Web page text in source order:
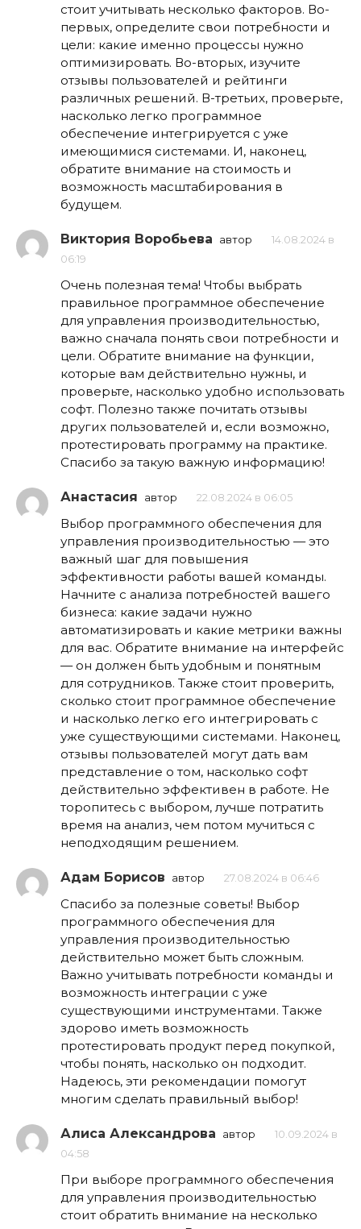
стоит учитывать несколько факторов. Во-
первых, определите свои потребности и
цели: какие именно процессы нужно
оптимизировать. Во-вторых, изучите
отзывы пользователей и рейтинги
различных решений. В-третьих, проверьте,
насколько легко программное
обеспечение интегрируется с уже
имеющимися системами. И, наконец,
обратите внимание на стоимость и
возможность масштабирования в
будущем.
Виктория Воробьева автор
14.08.2024 в
06:19
Очень полезная тема! Чтобы выбрать
правильное программное обеспечение
для управления производительностью,
важно сначала понять свои потребности и
цели. Обратите внимание на функции,
которые вам действительно нужны, и
проверьте, насколько удобно использовать
софт. Полезно также почитать отзывы
других пользователей и, если возможно,
протестировать программу на практике.
Спасибо за такую важную информацию!
Анастасия автор 22.08.2024 в 06:05
Выбор программного обеспечения для
управления производительностью — это
важный шаг для повышения
эффективности работы вашей команды.
Начните с анализа потребностей вашего
бизнеса: какие задачи нужно
автоматизировать и какие метрики важны
для вас. Обратите внимание на интерфейс
— он должен быть удобным и понятным
для сотрудников. Также стоит проверить,
сколько стоит программное обеспечение
и насколько легко его интегрировать с
уже существующими системами. Наконец,
отзывы пользователей могут дать вам
представление о том, насколько софт
действительно эффективен в работе. Не
торопитесь с выбором, лучше потратить
время на анализ, чем потом мучиться с
неподходящим решением.
Адам Борисов автор 27.08.2024 в 06:46
Спасибо за полезные советы! Выбор
программного обеспечения для
управления производительностью
действительно может быть сложным.
Важно учитывать потребности команды и
возможность интеграции с уже
существующими инструментами. Также
здорово иметь возможность
протестировать продукт перед покупкой,
чтобы понять, насколько он подходит.
Надеюсь, эти рекомендации помогут
многим сделать правильный выбор!
Алиса Александрова автор
10.09.2024 в
04:58
При выборе программного обеспечения
для управления производительностью
стоит обратить внимание на несколько